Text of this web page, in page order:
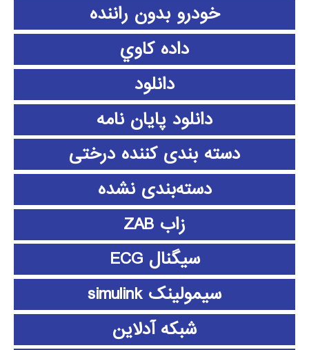
خودرو بدون راننده
داده كاوي
دانلود
دانلود پايان نامه
دسته بندی کننده درختی
دسته‌بندی نشده
زاب ZAB
سیگنال ECG
سیمولینک simulink
شبکه آدلاین